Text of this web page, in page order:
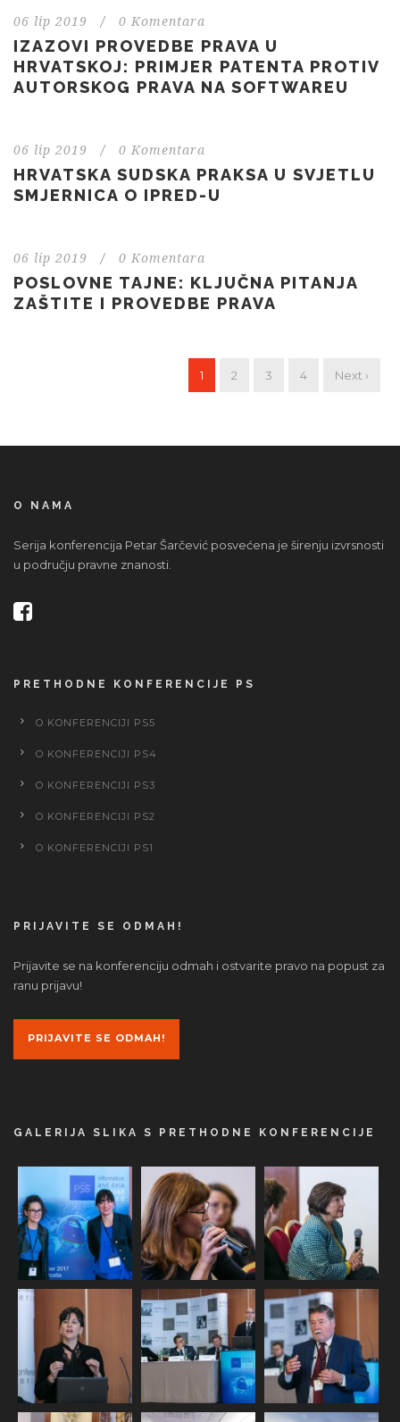
06 lip 2019 / 0 Komentara
IZAZOVI PROVEDBE PRAVA U
HRVATSKOJ: PRIMJER PATENTA PROTIV
AUTORSKOG PRAVA NA SOFTWAREU
06 lip 2019 / 0 Komentara
HRVATSKA SUDSKA PRAKSA U SVJETLU
SMJERNICA O IPRED-U
06 lip 2019 / 0 Komentara
POSLOVNE TAJNE: KLJUČNA PITANJA
ZAŠTITE I PROVEDBE PRAVA
1 2 3 4 Next ›
O NAMA
Serija konferencija Petar Šarčević posvećena je širenju izvrsnosti
u području pravne znanosti.
PRETHODNE KONFERENCIJE PS
O KONFERENCIJI PS5
O KONFERENCIJI PS4
O KONFERENCIJI PS3
O KONFERENCIJI PS2
O KONFERENCIJI PS1
PRIJAVITE SE ODMAH!
Prijavite se na konferenciju odmah i ostvarite pravo na popust za
ranu prijavu!
PRIJAVITE SE ODMAH!
GALERIJA SLIKA S PRETHODNE KONFERENCIJE